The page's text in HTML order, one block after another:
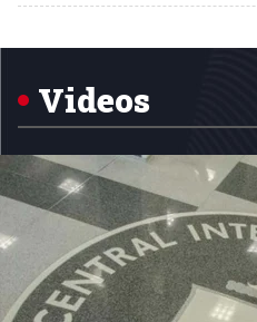
1
Videos